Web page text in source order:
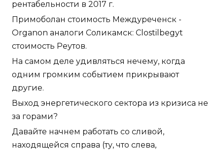
рентабельности в 2017 г.
Примоболан стоимость Междуреченск -
Organon аналоги Соликамск: Clostilbegyt
стоимость Реутов.
На самом деле удивляться нечему, когда
одним громким событием прикрывают
другие.
Выход энергетического сектора из кризиса не
за горами?
Давайте начнем работать со сливой,
находящейся справа (ту, что слева,